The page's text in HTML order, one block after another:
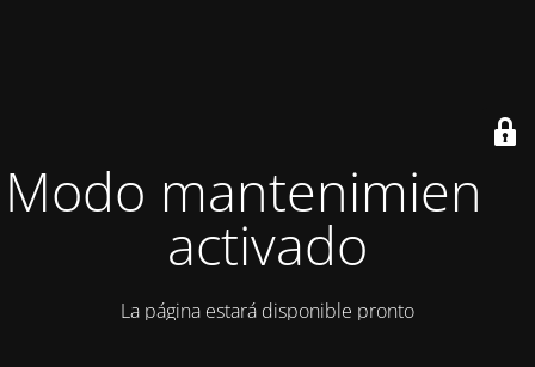
Modo mantenimiento
activado
La página estará disponible pronto